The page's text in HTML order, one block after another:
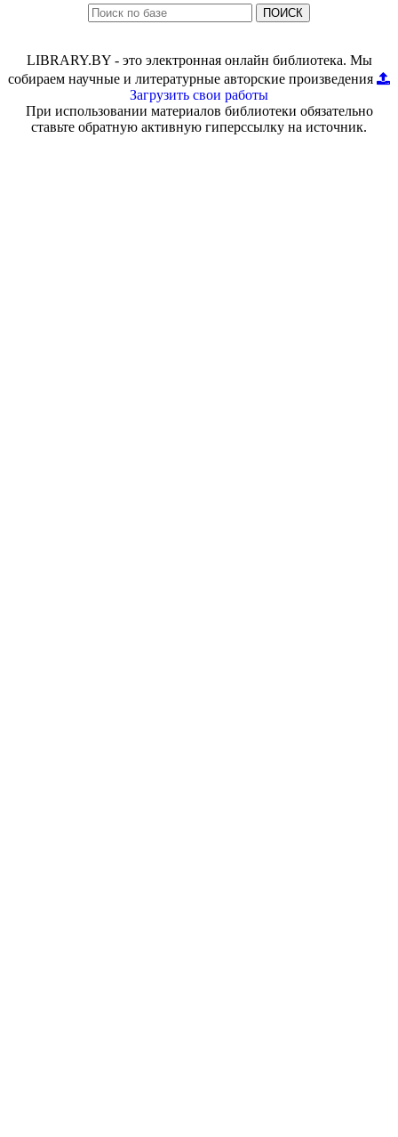
ПОИСК
LIBRARY.BY - это электронная онлайн библиотека. Мы
собираем научные и литературные авторские произведения
Загрузить свои работы
При использовании материалов библиотеки обязательно
ставьте обратную активную гиперссылку на источник.